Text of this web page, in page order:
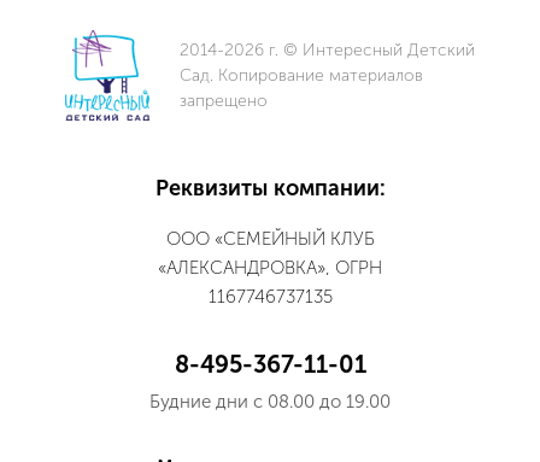
2014-2026 г. © Интересный Детский
Сад. Копирование материалов
запрещено
Реквизиты компании:
ООО «СЕМЕЙНЫЙ КЛУБ
«АЛЕКСАНДРОВКА», ОГРН
1167746737135
8-495-367-11-01
Будние дни с 08.00 до 19.00